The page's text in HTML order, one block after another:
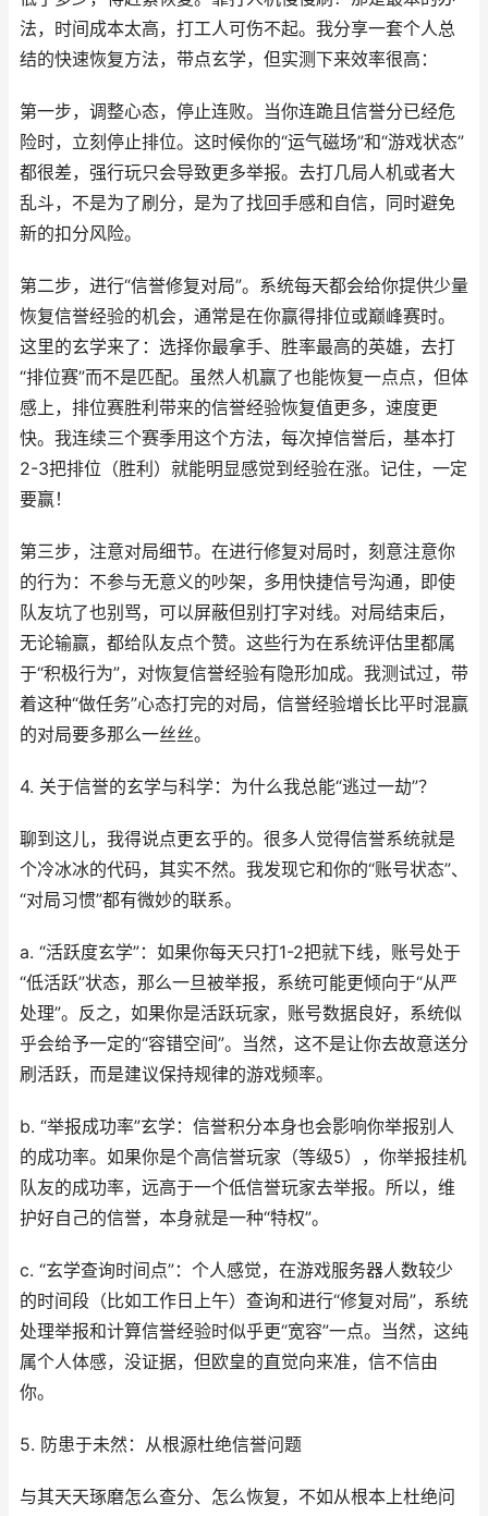
法，时间成本太高，打工人可伤不起。我分享一套个人总
结的快速恢复方法，带点玄学，但实测下来效率很高：
第一步，调整心态，停止连败。当你连跪且信誉分已经危
险时，立刻停止排位。这时候你的“运气磁场”和“游戏状态”
都很差，强行玩只会导致更多举报。去打几局人机或者大
乱斗，不是为了刷分，是为了找回手感和自信，同时避免
新的扣分风险。
第二步，进行“信誉修复对局”。系统每天都会给你提供少量
恢复信誉经验的机会，通常是在你赢得排位或巅峰赛时。
这里的玄学来了：选择你最拿手、胜率最高的英雄，去打
“排位赛”而不是匹配。虽然人机赢了也能恢复一点点，但体
感上，排位赛胜利带来的信誉经验恢复值更多，速度更
快。我连续三个赛季用这个方法，每次掉信誉后，基本打
2-3把排位（胜利）就能明显感觉到经验在涨。记住，一定
要赢！
第三步，注意对局细节。在进行修复对局时，刻意注意你
的行为：不参与无意义的吵架，多用快捷信号沟通，即使
队友坑了也别骂，可以屏蔽但别打字对线。对局结束后，
无论输赢，都给队友点个赞。这些行为在系统评估里都属
于“积极行为”，对恢复信誉经验有隐形加成。我测试过，带
着这种“做任务”心态打完的对局，信誉经验增长比平时混赢
的对局要多那么一丝丝。
4. 关于信誉的玄学与科学：为什么我总能“逃过一劫”？
聊到这儿，我得说点更玄乎的。很多人觉得信誉系统就是
个冷冰冰的代码，其实不然。我发现它和你的“账号状态”、
“对局习惯”都有微妙的联系。
a. “活跃度玄学”：如果你每天只打1-2把就下线，账号处于
“低活跃”状态，那么一旦被举报，系统可能更倾向于“从严
处理”。反之，如果你是活跃玩家，账号数据良好，系统似
乎会给予一定的“容错空间”。当然，这不是让你去故意送分
刷活跃，而是建议保持规律的游戏频率。
b. “举报成功率”玄学：信誉积分本身也会影响你举报别人
的成功率。如果你是个高信誉玩家（等级5），你举报挂机
队友的成功率，远高于一个低信誉玩家去举报。所以，维
护好自己的信誉，本身就是一种“特权”。
c. “玄学查询时间点”：个人感觉，在游戏服务器人数较少
的时间段（比如工作日上午）查询和进行“修复对局”，系统
处理举报和计算信誉经验时似乎更“宽容”一点。当然，这纯
属个人体感，没证据，但欧皇的直觉向来准，信不信由
你。
5. 防患于未然：从根源杜绝信誉问题
与其天天琢磨怎么查分、怎么恢复，不如从根本上杜绝问